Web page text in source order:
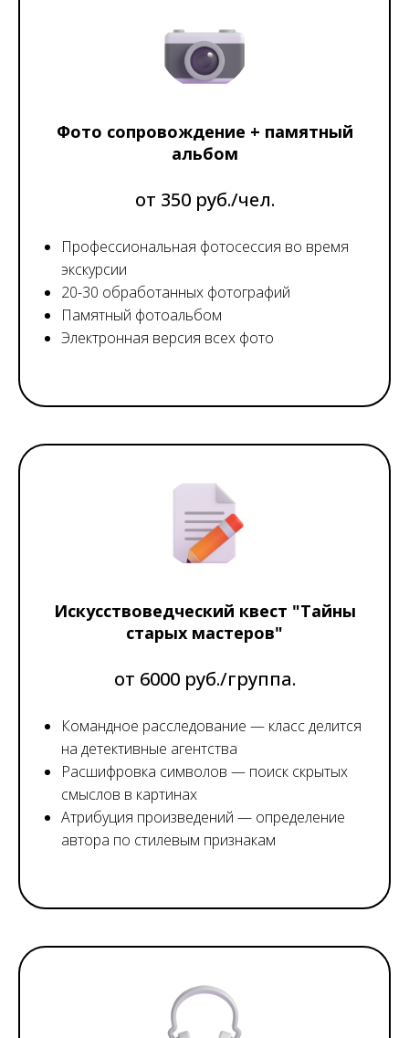
Фото сопровождение + памятный
альбом
от 350 руб./чел.
Профессиональная фотосессия во время
экскурсии
20-30 обработанных фотографий
Памятный фотоальбом
Электронная версия всех фото
Искусствоведческий квест "Тайны
старых мастеров"
от 6000 руб./группа.
Командное расследование — класс делится
на детективные агентства
Расшифровка символов — поиск скрытых
смыслов в картинах
Атрибуция произведений — определение
автора по стилевым признакам